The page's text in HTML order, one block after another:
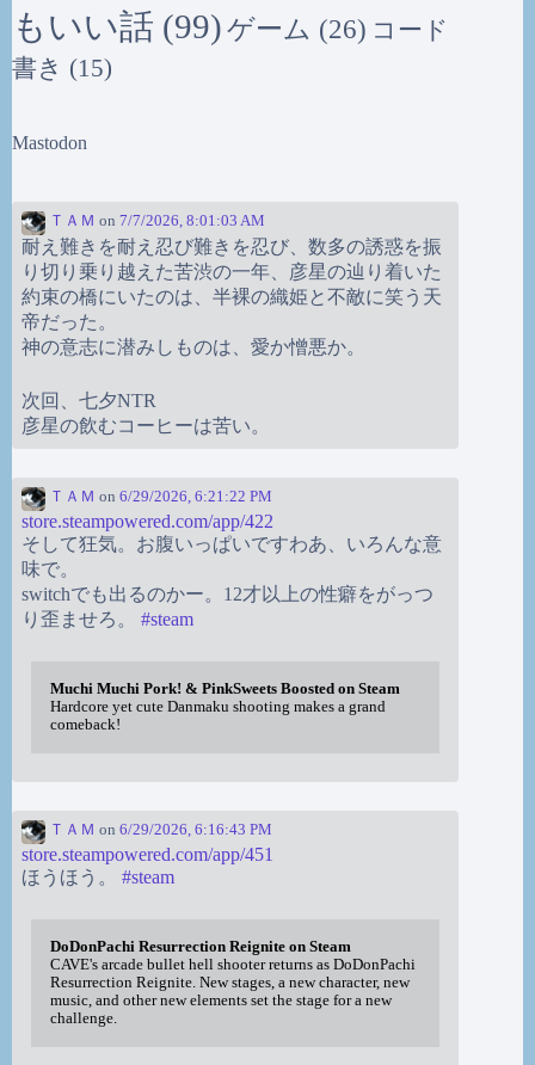
もいい話 (99)ゲーム (26) コード
書き (15)
Mastodon
ＴＡＭ on 7/7/2026, 8:01:03 AM
耐え難きを耐え忍び難きを忍び、数多の誘惑を振
り切り乗り越えた苦渋の一年、彦星の辿り着いた
約束の橋にいたのは、半裸の織姫と不敵に笑う天
帝だった。
神の意志に潜みしものは、愛か憎悪か。
次回、七夕NTR
彦星の飲むコーヒーは苦い。
ＴＡＭ on 6/29/2026, 6:21:22 PM
store.steampowered.com/app/422
そして狂気。お腹いっぱいですわあ、いろんな意
味で。
switchでも出るのかー。12才以上の性癖をがっつ
り歪ませろ。 #steam
Muchi Muchi Pork! & PinkSweets Boosted on Steam
Hardcore yet cute Danmaku shooting makes a grand
comeback!
ＴＡＭ on 6/29/2026, 6:16:43 PM
store.steampowered.com/app/451
ほうほう。 #steam
DoDonPachi Resurrection Reignite on Steam
CAVE's arcade bullet hell shooter returns as DoDonPachi
Resurrection Reignite. New stages, a new character, new
music, and other new elements set the stage for a new
challenge.